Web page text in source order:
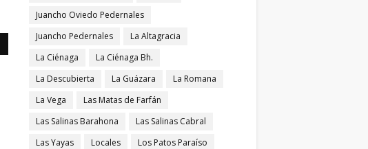
Juancho Oviedo Pedernales
Juancho Pedernales
La Altagracia
La Ciénaga
La Ciénaga Bh.
La Descubierta
La Guázara
La Romana
La Vega
Las Matas de Farfán
Las Salinas Barahona
Las Salinas Cabral
Las Yayas
Locales
Los Patos Paraíso